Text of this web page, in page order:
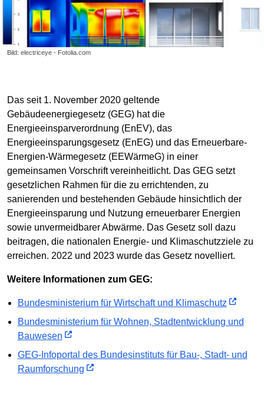
Bild: electriceye - Fotolia.com
Das seit 1. November 2020 geltende
Gebäudeenergiegesetz (GEG) hat die
Energieeinsparverordnung (EnEV), das
Energieeinsparungsgesetz (EnEG) und das Erneuerbare-
Energien-Wärmegesetz (EEWärmeG) in einer
gemeinsamen Vorschrift vereinheitlicht. Das GEG setzt
gesetzlichen Rahmen für die zu errichtenden, zu
sanierenden und bestehenden Gebäude hinsichtlich der
Energieeinsparung und Nutzung erneuerbarer Energien
sowie unvermeidbarer Abwärme. Das Gesetz soll dazu
beitragen, die nationalen Energie- und Klimaschutzziele zu
erreichen. 2022 und 2023 wurde das Gesetz novelliert.
Weitere Informationen zum GEG:
Bundesministerium für Wirtschaft und Klimaschutz
Bundesministerium für Wohnen, Stadtentwicklung und
Bauwesen
GEG-Infoportal des Bundesinstituts für Bau-, Stadt- und
Raumforschung